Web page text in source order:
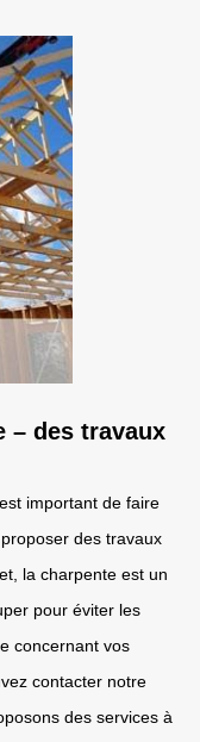
– des travaux
important de faire
des travaux
la charpente est un
pour éviter les
concernant vos
contacter notre
des services à